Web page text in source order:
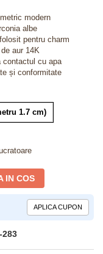
modern
albe
pentru charm
aur 14K
contactul cu apa
și conformitate
1.7 cm)
IN COS
APLICA CUPON
283